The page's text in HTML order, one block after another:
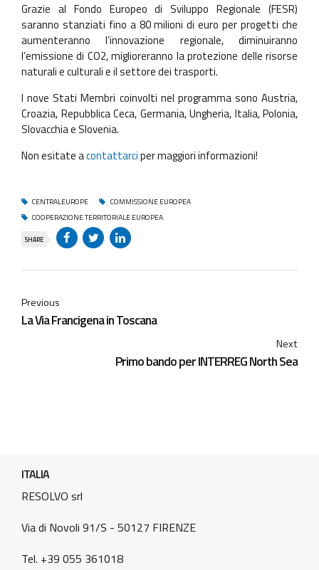
Grazie al Fondo Europeo di Sviluppo Regionale (FESR)
saranno stanziati fino a 80 milioni di euro per progetti che
aumenteranno l’innovazione regionale, diminuiranno
l’emissione di CO2, miglioreranno la protezione delle risorse
naturali e culturali e il settore dei trasporti.
I nove Stati Membri coinvolti nel programma sono Austria,
Croazia, Repubblica Ceca, Germania, Ungheria, Italia, Polonia,
Slovacchia e Slovenia.
Non esitate acontattarciper maggiori informazioni!
CENTRALEUROPE
COMMISSIONE EUROPEA
COOPERAZIONE TERRITORIALE EUROPEA
SHARE
Previous
La Via Francigena in Toscana
Next
Primo bando per INTERREG North Sea
ITALIA
RESOLVO srl
Via di Novoli 91/S - 50127 FIRENZE
Tel. +39 055 361018